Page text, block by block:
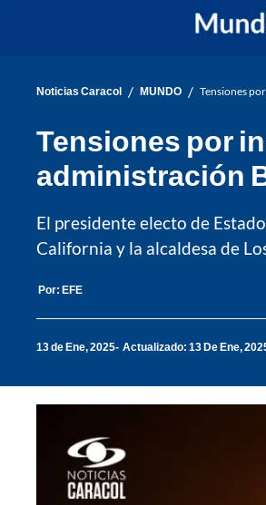
Noticias Caracol / MUNDO / Tensiones
Tensiones por
administración
El presidente electo de
California y la alcaldesa de
Por: EFE
13 de Ene, 2025 Actualizado: 13 De Ene,